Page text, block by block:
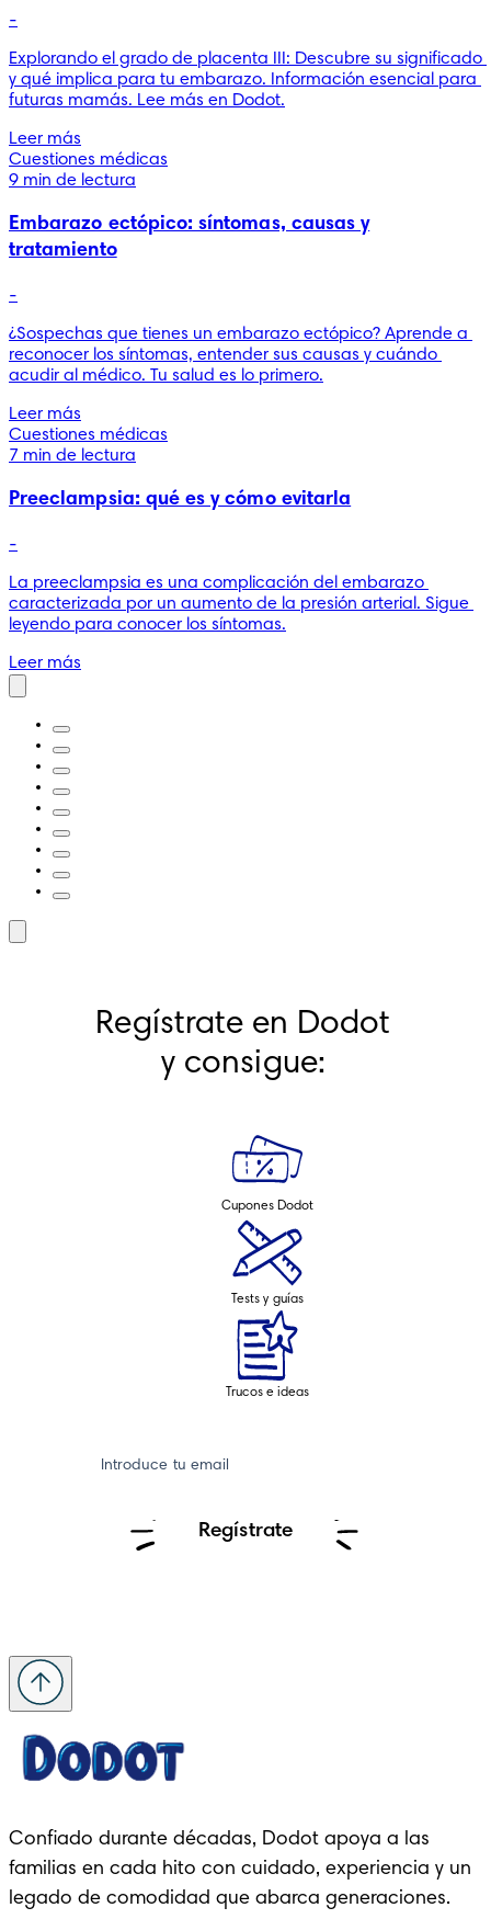
-
Explorando el grado de placenta III: Descubre su significado
y qué implica para tu embarazo. Información esencial para
futuras mamás. Lee más en Dodot.
Leer más
Cuestiones médicas
9 min de lectura
Embarazo ectópico: síntomas, causas y
tratamiento
-
¿Sospechas que tienes un embarazo ectópico? Aprende a
reconocer los síntomas, entender sus causas y cuándo
acudir al médico. Tu salud es lo primero.
Leer más
Cuestiones médicas
7 min de lectura
Preeclampsia: qué es y cómo evitarla
-
La preeclampsia es una complicación del embarazo
caracterizada por un aumento de la presión arterial. Sigue
leyendo para conocer los síntomas.
Leer más
Regístrate en Dodot
y consigue:
Cupones Dodot
Tests y guías
Trucos e ideas
Introduce tu email
Regístrate
Confiado durante décadas, Dodot apoya a las
familias en cada hito con cuidado, experiencia y un
legado de comodidad que abarca generaciones.